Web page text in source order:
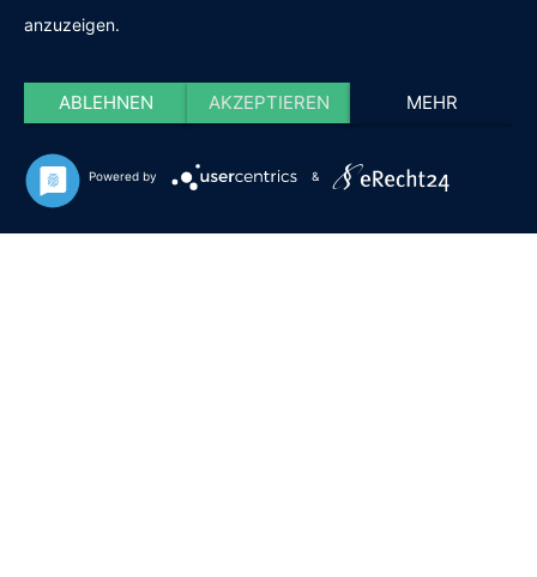
anzuzeigen.
ABLEHNEN AKZEPTIEREN MEHR
Powered by &